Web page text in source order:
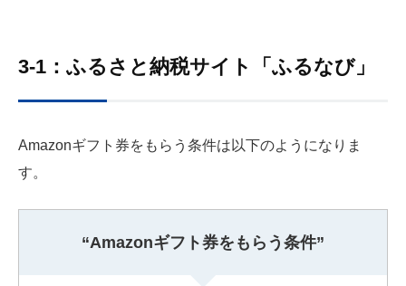
3-1：ふるさと納税サイト「ふるなび」
Amazonギフト券をもらう条件は以下のようになりま
す。
“Amazonギフト券をもらう条件”